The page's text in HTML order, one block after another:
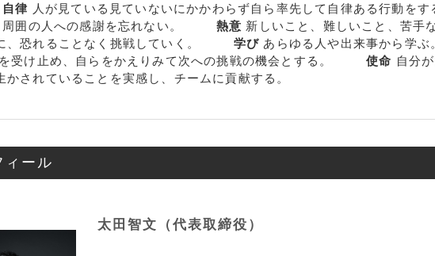
自律 人が見ている見ていないにかかわらず自ら率先して自律ある行動を
周囲の人への感謝を忘れない。 熱意 新しいこと、難しいこと、苦手
、恐れることなく挑戦していく。 学び あらゆる人や出来事から
受け止め、自らをかえりみて次への挑戦の機会とする。使命 自分
かされていることを実感し、チームに貢献する。
ィール
太田智文（代表取締役）